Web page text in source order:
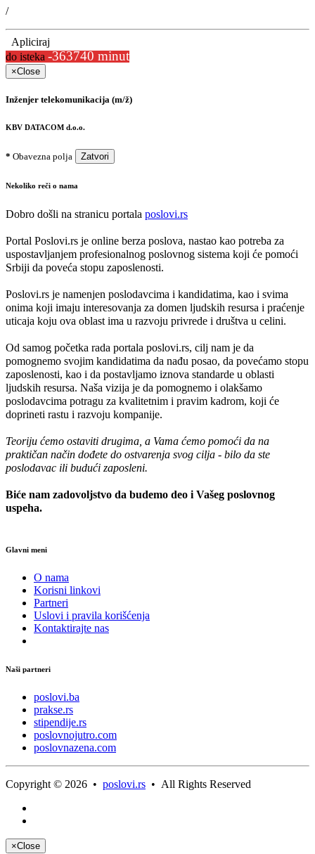
/
Apliciraj
do isteka -363740 minut
×Close
Inženjer telekomunikacija (m/ž)
KBV DATACOM d.o.o.
* Obavezna polja Zatvori
Nekoliko reči o nama
Dobro došli na stranicu portala poslovi.rs
Portal Poslovi.rs je online berza poslova, nastao kao potreba za
uspostavljanjem profesionalnog poslovnog sistema koji će pomoći
Srbiji da poveća stopu zaposlenosti.
Poslovi.rs je namenjen poslodavcima i kandidatima, kao i svima
onima koji imaju interesovanja za domen ljudskih resursa i praćenje
uticaja koju ova oblast ima u razvoju privrede i društva u celini.
Od samog početka rada portala poslovi.rs, cilj nam je da
pomognemo svojim kandidatima da nađu posao, da povećamo stopu
zaposlenosti, kao i da postavljamo iznova standarde u oblasti
ljudskih resursa. Naša vizija je da pomognemo i olakšamo
poslodavcima potragu za kvalitetnim i pravim kadrom, koji će
doprineti rastu i razvoju kompanije.
Teoriju ćemo ostaviti drugima, a Vama ćemo pomoći da na
praktičan način dođete do ostvarenja svog cilja - bilo da ste
poslodavac ili budući zaposleni.
Biće nam zadovoljstvo da budemo deo i Vašeg poslovnog
uspeha.
Glavni meni
O nama
Korisni linkovi
Partneri
Uslovi i pravila korišćenja
Kontaktirajte nas
Naši partneri
poslovi.ba
prakse.rs
stipendije.rs
poslovnojutro.com
poslovnazena.com
Copyright © 2026 • poslovi.rs • All Rights Reserved
×Close